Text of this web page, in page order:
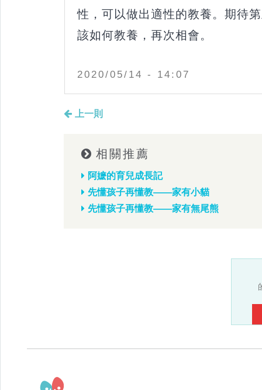
性，可以做出適性的教養。期待
該如何教養，再次相會。
2020/05/14 - 14:07
上一則
相關推薦
阿嬷的育兒成長記
先懂孩子再懂教——家有小貓
先懂孩子再懂教——家有無尾熊